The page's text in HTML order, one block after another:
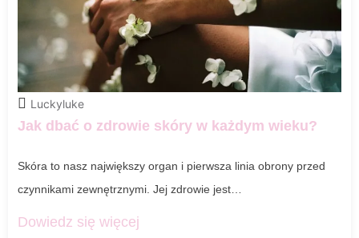
Luckyluke
Jak dbać o zdrowie skóry w każdym wieku?
Skóra to nasz największy organ i pierwsza linia obrony przed
czynnikami zewnętrznymi. Jej zdrowie jest…
Dowiedz się więcej